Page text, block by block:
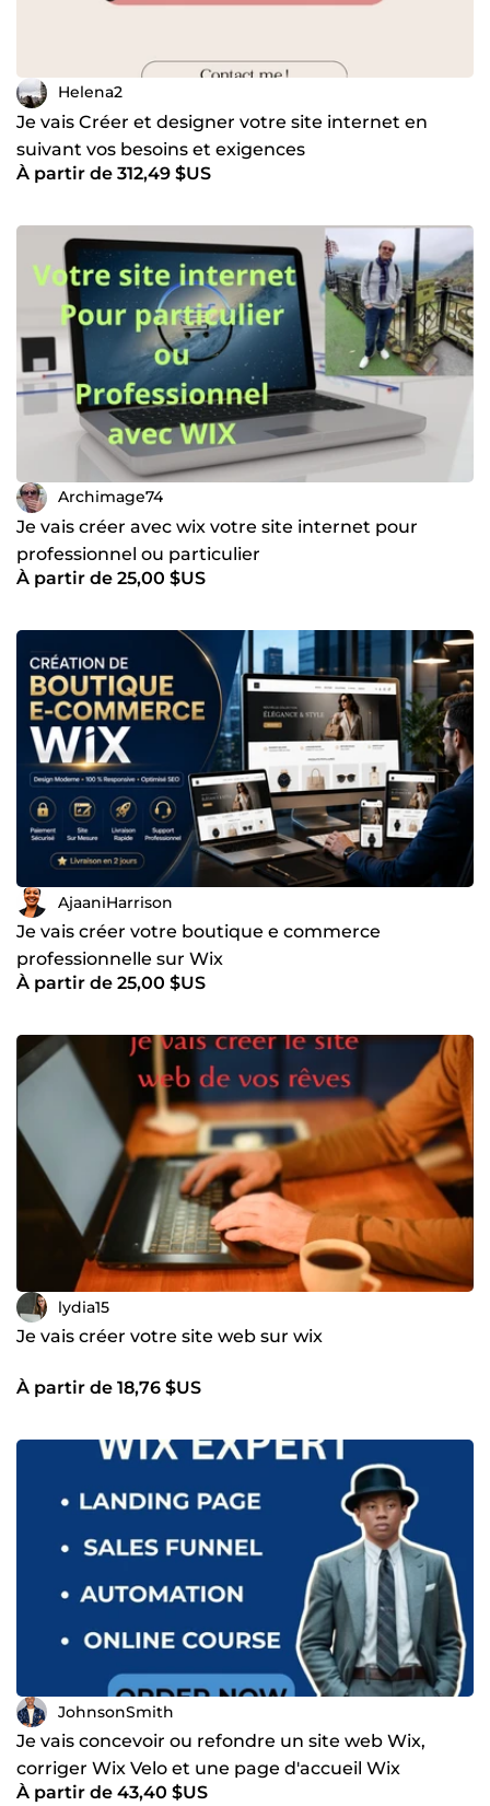
Helena2
Je vais Créer et designer votre site internet en
suivant vos besoins et exigences
À partir de 312,49 $US
Archimage74
Je vais créer avec wix votre site internet pour
professionnel ou particulier
À partir de 25,00 $US
AjaaniHarrison
Je vais créer votre boutique e commerce
professionnelle sur Wix
À partir de 25,00 $US
lydia15
Je vais créer votre site web sur wix
À partir de 18,76 $US
JohnsonSmith
Je vais concevoir ou refondre un site web Wix,
corriger Wix Velo et une page d'accueil Wix
À partir de 43,40 $US